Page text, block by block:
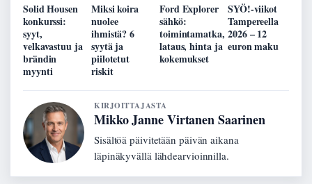
Solid Housen
konkurssi:
syyt,
velkavastuu ja
brändin
myynti
Miksi koira
nuolee
ihmistä? 6
syytä ja
piilotetut
riskit
Ford Explorer
sähkö:
toimintamatka,
lataus, hinta ja
kokemukset
SYÖ!-viikot
Tampereella
2026 – 12
euron maku
KIRJOITTAJASTA
Mikko Janne Virtanen Saarinen
Sisältöä päivitetään päivän aikana
läpinäkyvällä lähdearvioinnilla.